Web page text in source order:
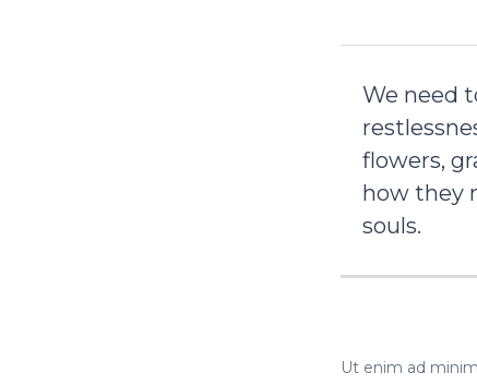
We need
flowers,
how they
souls.
Ut enim ad